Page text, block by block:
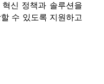
신 정책과 솔루션을
수 있도록 지원하고